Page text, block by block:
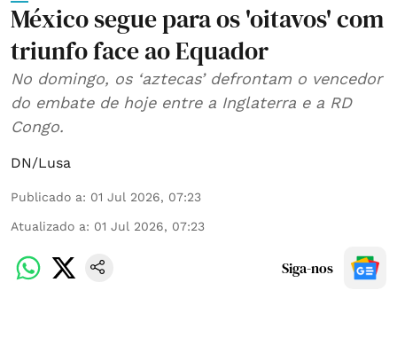
México segue para os 'oitavos' com
triunfo face ao Equador
No domingo, os ‘aztecas’ defrontam o vencedor
do embate de hoje entre a Inglaterra e a RD
Congo.
DN/Lusa
Publicado a: 01 Jul 2026, 07:23
Atualizado a: 01 Jul 2026, 07:23
Siga-nos